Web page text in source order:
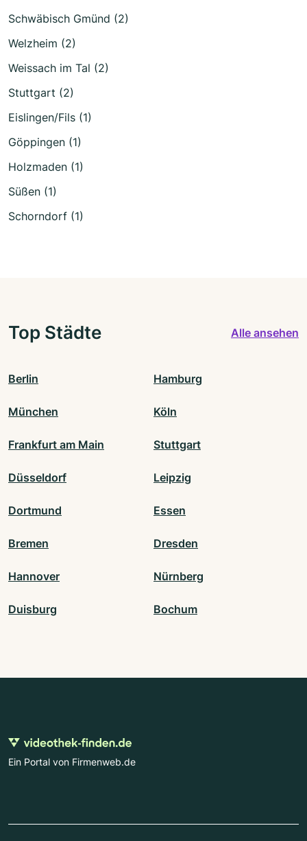
Schwäbisch Gmünd (2)
Welzheim (2)
Weissach im Tal (2)
Stuttgart (2)
Eislingen/Fils (1)
Göppingen (1)
Holzmaden (1)
Süßen (1)
Schorndorf (1)
Top Städte Alle ansehen
Berlin Hamburg
München Köln
Frankfurt am Main Stuttgart
Düsseldorf Leipzig
Dortmund Essen
Bremen Dresden
Hannover Nürnberg
Duisburg Bochum
Ein Portal von Firmenweb.de